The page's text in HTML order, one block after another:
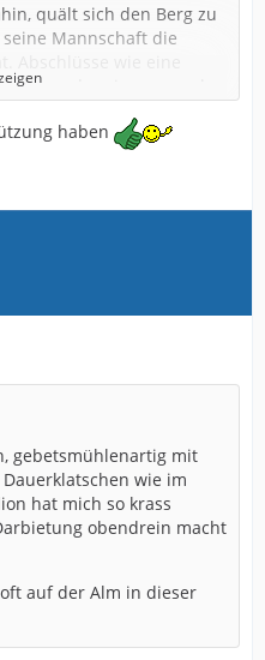
quält sich den Berg zu
Mannschaft die
dass immer noch
schlecht, wegen
fast nix zu Essen
Fans
desaströsen Auftritt
bevor es richtig los geht,
Wohlfühloase nur noch
Scheisse und freut sich
Schluss sein.
die bösen Blöcke J. I, H
haben
gebetsmühlenartig mit
wie im
hat mich so krass
obendrein macht
auf der Alm in dieser